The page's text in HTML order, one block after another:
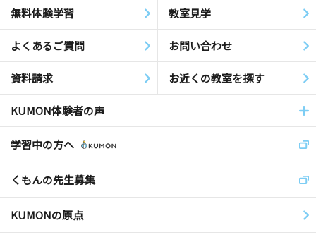
無料体験学習 教室見学
よくあるご質問 お問い合わせ
資料請求 お近くの教室を探す
KUMON体験者の声
学習中の方へ
くもんの先生募集
KUMONの原点